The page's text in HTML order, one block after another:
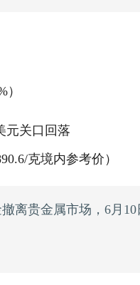
元关口回落
克境内参考价）
离贵金属市场，6月